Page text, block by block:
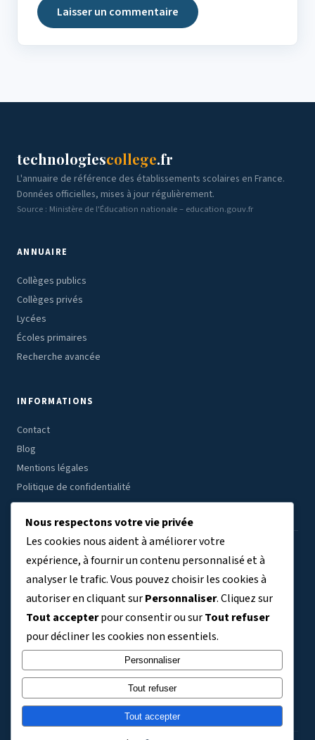
technologiescollege.fr
L'annuaire de référence des établissements scolaires en France.
Données officielles, mises à jour régulièrement.
Source : Ministère de l'Éducation nationale – education.gouv.fr
ANNUAIRE
Collèges publics
Collèges privés
Lycées
Écoles primaires
Recherche avancée
INFORMATIONS
Contact
Blog
Mentions légales
Politique de confidentialité
ÉTABLISSEMENTS PAR RÉGION
Auvergne-Rhône-Alpes (7804)Bourgogne-Franche-Comté(3409)
Bretagne(3038)Centre-Val de Loire(2691)Corse(329) Grand Est(5763)
Guadeloupe(411)Guyane(140)Hauts-de-France (6356)
Ile-de-France(9120)La Réunion(734)Martinique(363)
Nouvelle-Aquitaine(5992)
Pays de la Loire(3576)Provence-Alpes-Côte d'Azur(4101)
TOM et Collectivités territoriales(721)
Nous respectons votre vie privée
Les cookies nous aident à améliorer votre
expérience, à fournir un contenu personnalisé et à
analyser le trafic. Vous pouvez choisir les cookies à
autoriser en cliquant surPersonnaliser. Cliquez sur
Tout accepterpour consentir ou surTout refuser
pour décliner les cookies non essentiels.
Personnaliser
Tout refuser
Tout accepter